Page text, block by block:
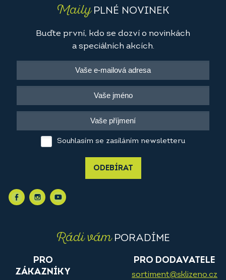
MailyPLNÉ NOVINEK
Buďte první, kdo se dozví o novinkách
a speciálních akcích.
Souhlasím se zasíláním newsletteru
ODEBÍRAT
Rádi vámPORADÍME
PRO
ZÁKAZNÍKY
PRO DODAVATELE
sortiment@sklizeno.cz